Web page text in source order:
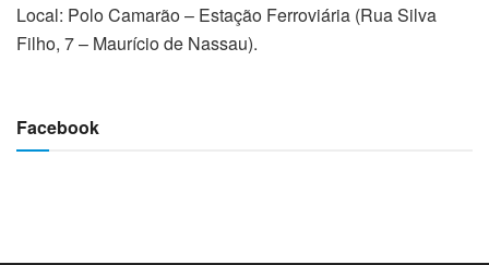
Local: Polo Camarão – Estação Ferroviária (Rua Silva
Filho, 7 – Maurício de Nassau).
Facebook